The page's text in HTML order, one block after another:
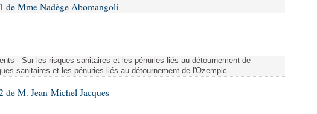
de Mme Nadège Abomangoli
- Sur les risques sanitaires et les pénuries liés au détournement de
sanitaires et les pénuries liés au détournement de l'Ozempic
de M. Jean-Michel Jacques